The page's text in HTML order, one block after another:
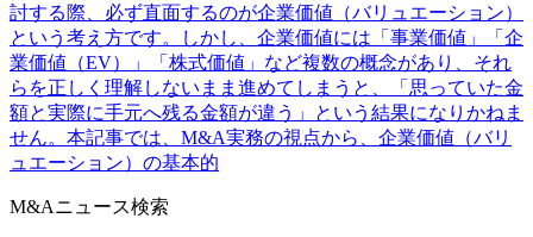
討する際、必ず直面するのが企業価値（バリュエーション）
という考え方です。しかし、企業価値には「事業価値」「企
業価値（EV）」「株式価値」など複数の概念があり、それ
らを正しく理解しないまま進めてしまうと、「思っていた金
額と実際に手元へ残る金額が違う」という結果になりかねま
せん。本記事では、M&A実務の視点から、企業価値（バリ
ュエーション）の基本的
M&Aニュース検索